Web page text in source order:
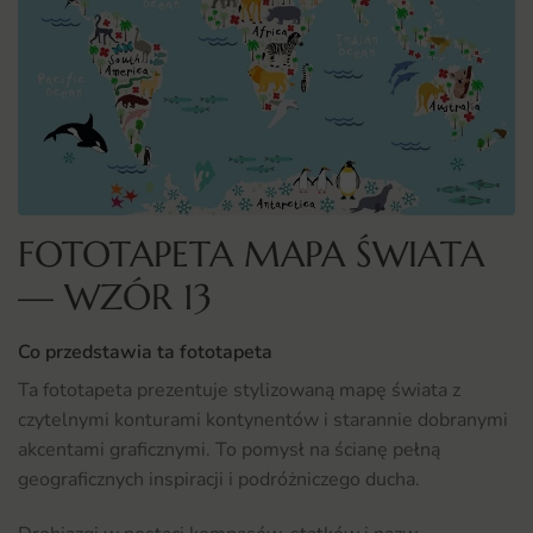
FOTOTAPETA MAPA ŚWIATA
— WZÓR 13
Co przedstawia ta fototapeta
Ta fototapeta prezentuje stylizowaną mapę świata z
czytelnymi konturami kontynentów i starannie dobranymi
akcentami graficznymi. To pomysł na ścianę pełną
geograficznych inspiracji i podróżniczego ducha.